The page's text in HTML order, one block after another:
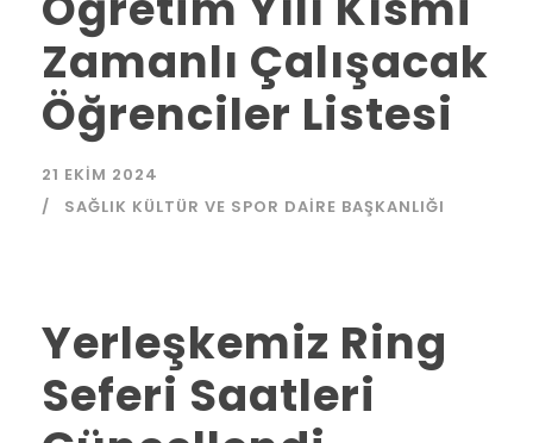
Zamanlı Çalışacak
Öğrenciler Listesi
21 EKIM 2024
SAĞLIK KÜLTÜR VE SPOR DAIRE BAŞKANLIĞI
Yerleşkemiz Ring
Seferi Saatleri